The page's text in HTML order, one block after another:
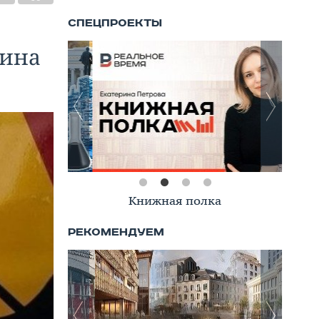
Книжная полка